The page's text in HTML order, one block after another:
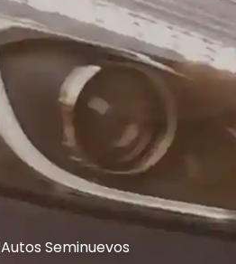
Autos Seminuevos